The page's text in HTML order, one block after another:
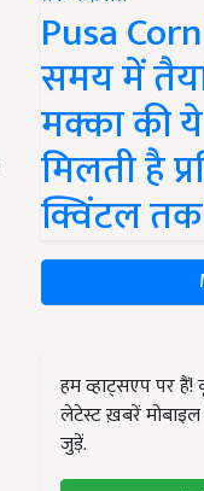
Pusa
समय में
मक्का की
मिलती है
क्विंटल तक
हम व्हाट्सएप पर
लेटेस्ट ख़बरें
जुड़ें.